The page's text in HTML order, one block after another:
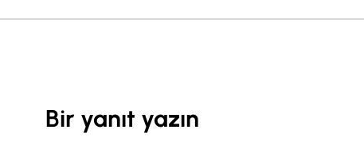
Bir yanıt yazın